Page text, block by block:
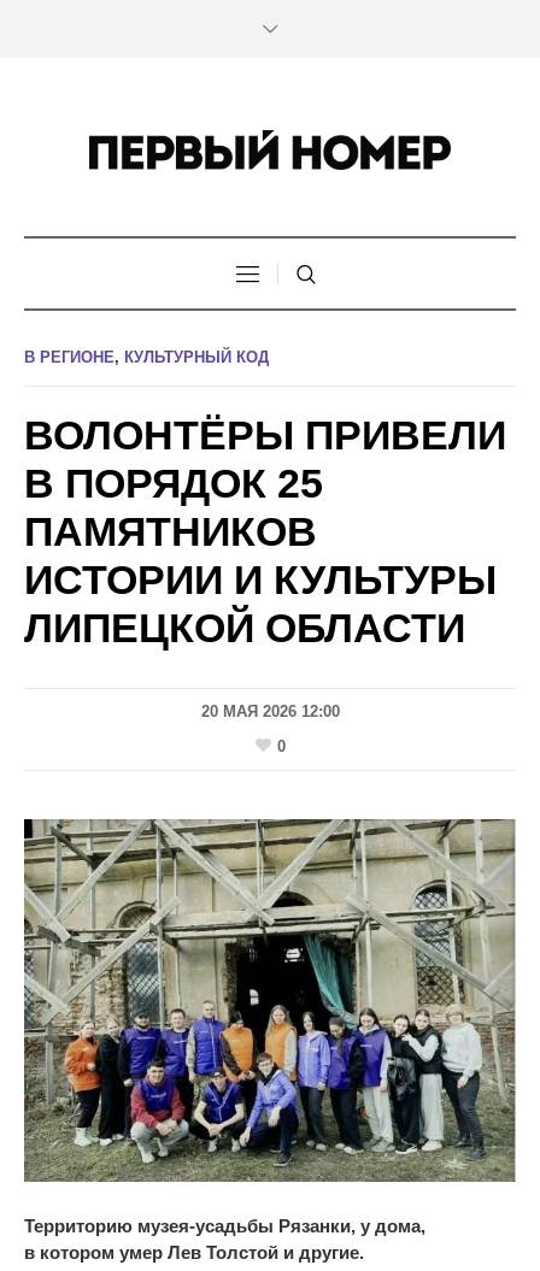
В РЕГИОНЕ, КУЛЬТУРНЫЙ КОД
ВОЛОНТЁРЫ ПРИВЕЛИ
В ПОРЯДОК 25
ПАМЯТНИКОВ
ИСТОРИИ И КУЛЬТУРЫ
ЛИПЕЦКОЙ ОБЛАСТИ
20 МАЯ 2026 12:00
0
Территорию музея-усадьбы Рязанки, у дома,
в котором умер Лев Толстой и другие.